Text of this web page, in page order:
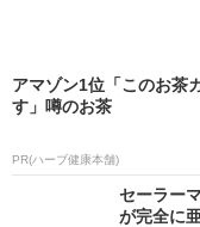
アマゾン1位「このお茶
す」噂のお茶
PR(ハーブ健康本舗)
セーラー
が完全に